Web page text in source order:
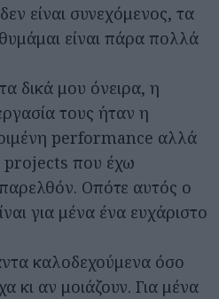
είναι συνεχόμενος, τα
είναι πάρα πολλά
δικά μου όνειρα, η
τους ήταν η
performance αλλά
projects που έχω
Οπότε αυτός ο
για μένα ένα ευχάριστο
καλοδεχούμενα όσο
κι αν μοιάζουν. Για μένα